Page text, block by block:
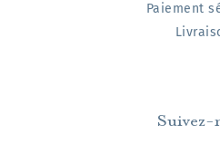
Paiement
Suivez-